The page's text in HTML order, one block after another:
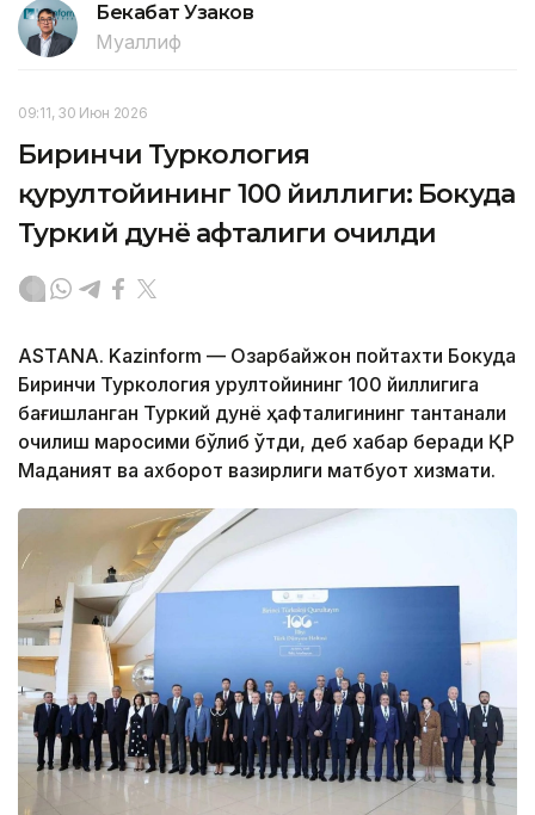
Бекабат Узаков
Муаллиф
09:11, 30 Июн 2026
Биринчи Туркология
қурултойининг 100 йиллиги: Бокуда
Туркий дунё ҳафталиги очилди
ASTANA. Kazinform — Озарбайжон пойтахти Бокуда
Биринчи Туркология қурултойининг 100 йиллигига
бағишланган Туркий дунё ҳафталигининг тантанали
очилиш маросими бўлиб ўтди, деб хабар беради ҚР
Маданият ва ахборот вазирлиги матбуот хизмати.